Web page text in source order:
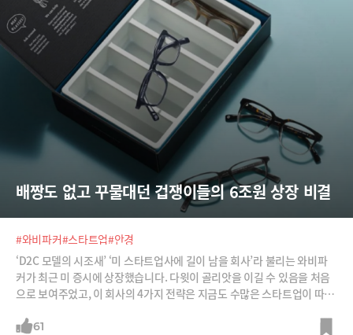
가할수 있을까.작가들로선 창작의 ‘
배짱도 없고 꾸물대던 겁쟁이들의 6조원 상장 비결
#와비파커#스타트업#안경
‘D2C 모델의 시조새’ ‘미 스타트업사에 길이 남을 회사’라 불리는 와비파
커가 최근 미 증시에 상장했습니다. 다윗이 골리앗을 이길 수 있음을 처음
으로 보여주었고, 이 회사의 4가지 전략은 지금도 수많은 스타트업이 따라
음을 보여준 회사죠. 애덤 그랜트 와튼스툴 교수가 창업자들이 너무 답답
61